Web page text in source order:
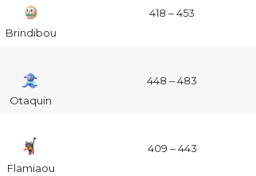
Brindibou
418 – 453
Otaquin
448 – 483
Flamiaou
409 – 443